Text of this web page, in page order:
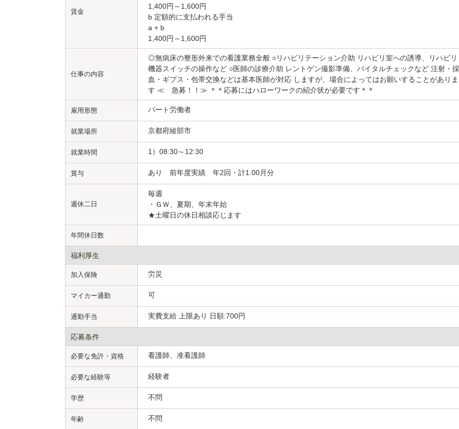
賃金
1,400円～1,600円
b 定額的に支払われる手当
a + b
1,400円～1,600円
仕事の内容
◎無病床の整形外来での看護業務全般 ○リハビリテーション介助 リハビリ室への誘導、リハビリ
機器スイッチの操作など ○医師の診療介助 レントゲン撮影準備、バイタルチェックなど 注射・採
血・ギプス・包帯交換などは基本医師が対応 しますが、場合によってはお願いすることがありま
す ≪ 急募！！≫ ＊＊応募にはハローワークの紹介状が必要です＊＊
雇用形態 パート労働者
就業場所 京都府綾部市
就業時間 1）08:30～12:30
賞与 あり 前年度実績 年2回・計1.00月分
週休二日
毎週
・ＧＷ、夏期、年末年始
★土曜日の休日相談応じます
年間休日数
福利厚生
加入保険 労災
マイカー通勤 可
通勤手当 実費支給 上限あり 日額:700円
応募条件
必要な免許・資格 看護師、准看護師
必要な経験等 経験者
学歴 不問
年齢 不問